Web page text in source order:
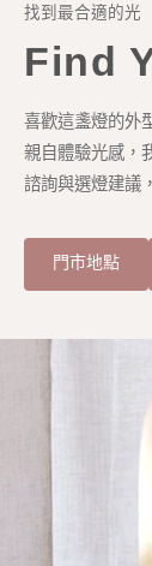
找到最合適的光
Find
喜歡這盞燈的外
親自體驗光感，
諮詢與選燈建議
門市地點